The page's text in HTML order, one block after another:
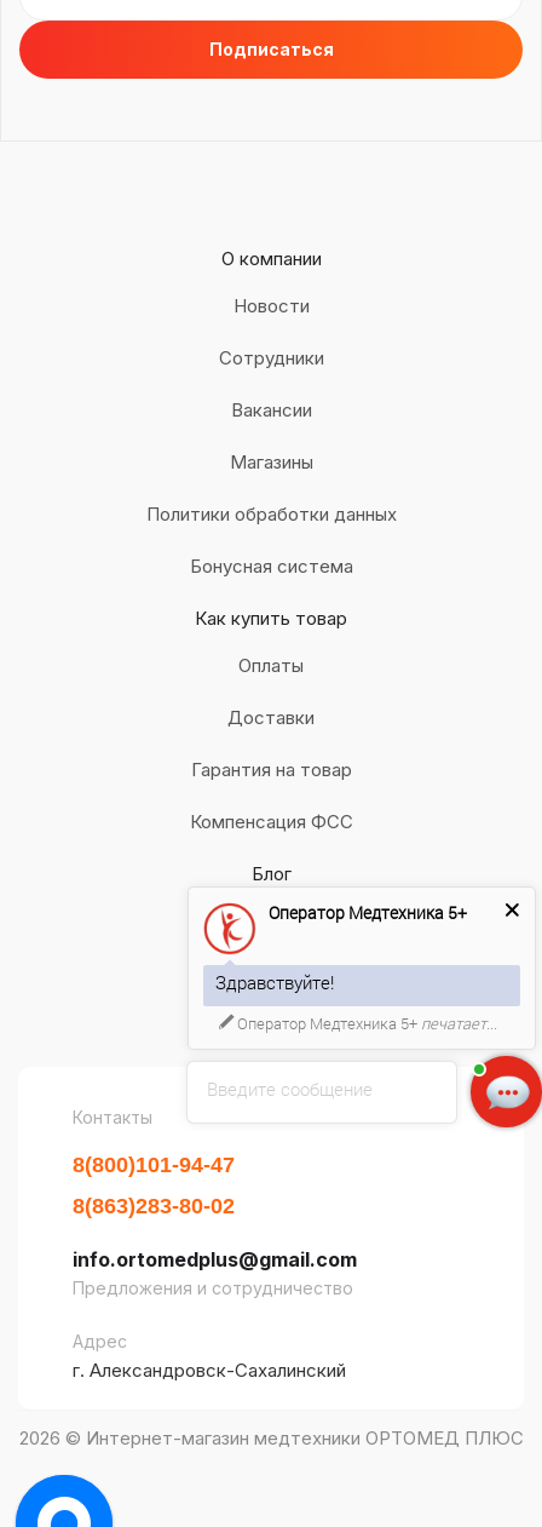
О компании
Новости
Сотрудники
Вакансии
Магазины
Политики обработки данных
Бонусная система
Как купить товар
Оплаты
Доставки
Гарантия на товар
Компенсация ФСС
Блог
Вопрос-ответ
Бренды
Обзоры
Контакты
8(800)101-94-47
8(863)283-80-02
info.ortomedplus@gmail.com
Предложения и сотрудничество
Адрес
г. Александровск-Сахалинский
2026 © Интернет-магазин медтехники ОРТОМЕД ПЛЮС
Введите сообщение
Оператор Медтехника 5+
Здравствуйте!
Оператор Медтехника 5+ печатает...